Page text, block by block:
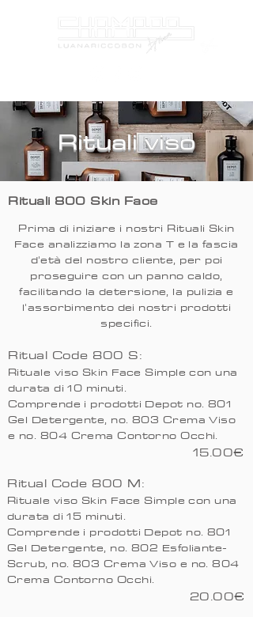
Rituali 800 Skin Face
Prima di iniziare i nostri Rituali Skin
Face analizziamo la zona T e la fascia
d'età del nostro cliente, per poi
proseguire con un panno caldo,
facilitando la detersione, la pulizia e
l'assorbimento dei nostri prodotti
specifici.
Ritual Code 800 S:
Rituale viso Skin Face Simple con una
durata di 10 minuti.
Comprende i prodotti Depot no. 801
Gel Detergente, no. 803 Crema Viso
e no. 804 Crema Contorno Occhi.
15.00€
Ritual Code 800 M:
Rituale viso Skin Face Simple con una
durata di 15 minuti.
Comprende i prodotti Depot no. 801
Gel Detergente, no. 802 Esfoliante-
Scrub, no. 803 Crema Viso e no. 804
Crema Contorno Occhi.
20.00€
Rituali viso